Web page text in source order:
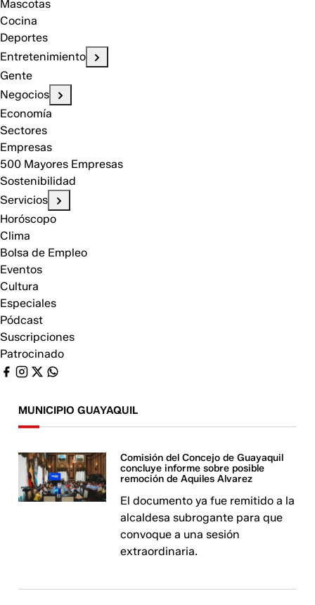
Mascotas
Cocina
Deportes
Entretenimiento
Gente
Negocios
Economía
Sectores
Empresas
500 Mayores Empresas
Sostenibilidad
Servicios
Horóscopo
Clima
Bolsa de Empleo
Eventos
Cultura
Especiales
Pódcast
Suscripciones
Patrocinado
MUNICIPIO GUAYAQUIL
Comisión del Concejo de Guayaquil
concluye informe sobre posible
remoción de Aquiles Alvarez
El documento ya fue remitido a la
alcaldesa subrogante para que
convoque a una sesión
extraordinaria.